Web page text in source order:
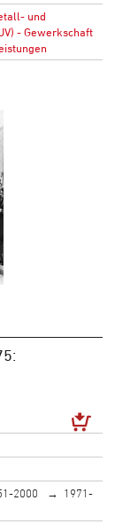
und
- Gewerkschaft
2000
1971-